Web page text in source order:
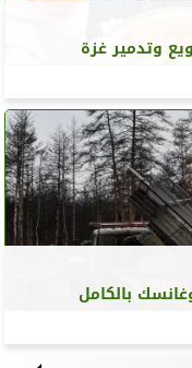
وتدمير غزة
بالكامل